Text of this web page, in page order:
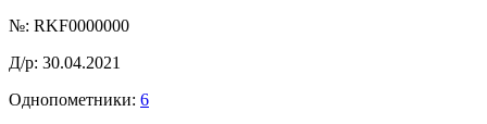
№: RKF0000000
Д/р: 30.04.2021
Однопометники: 6